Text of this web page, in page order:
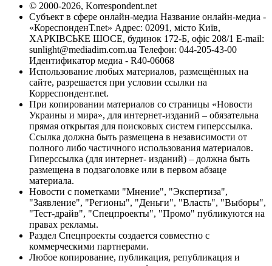
© 2000-2026, Korrespondent.net
Субъект в сфере онлайн-медиа Название онлайн-медиа -
«КореспонденТ.net» Адрес: 02091, місто Київ,
ХАРКІВСЬКЕ ШОСЕ, будинок 172-Б, офіс 208/1 E-mail:
sunlight@mediadim.com.ua Телефон: 044-205-43-00
Идентификатор медиа - R40-06068
Использование любых материалов, размещённых на
сайте, разрешается при условии ссылки на
Корреспондент.net.
При копировании материалов со страницы «Новости
Украины и мира», для интернет-изданий – обязательна
прямая открытая для поисковых систем гиперссылка.
Ссылка должна быть размещена в независимости от
полного либо частичного использования материалов.
Гиперссылка (для интернет- изданий) – должна быть
размещена в подзаголовке или в первом абзаце
материала.
Новости с пометками "Мнение", "Экспертиза",
"Заявление", "Регионы", "Деньги", "Власть", "Выборы",
"Тест-драйв", "Спецпроекты", "Промо" публикуются на
правах рекламы.
Раздел Спецпроекты создается совместно с
коммерческими партнерами.
Любое копирование, публикация, републикация и